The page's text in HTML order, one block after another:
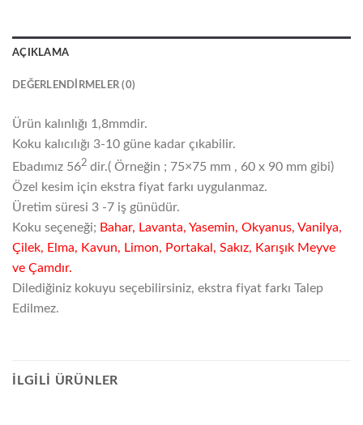
AÇIKLAMA
DEĞERLENDIRMELER (0)
Ürün kalınlığı 1,8mmdir.
Koku kalıcılığı 3-10 güne kadar çıkabilir.
Ebadımız 562 dir.( Örneğin ; 75×75 mm , 60 x 90 mm gibi)
Özel kesim için ekstra fiyat farkı uygulanmaz.
Üretim süresi 3 -7 iş günüdür.
Koku seçeneği; Bahar, Lavanta, Yasemin, Okyanus, Vanilya,
Çilek, Elma, Kavun, Limon, Portakal, Sakız, Karışık Meyve
ve Çamdır.
Dilediğiniz kokuyu seçebilirsiniz, ekstra fiyat farkı Talep
Edilmez.
İLGILI ÜRÜNLER